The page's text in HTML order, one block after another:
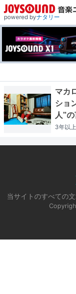
powered byナタリー
マカ
ショ
人”
3年以上
当サイトのすべての